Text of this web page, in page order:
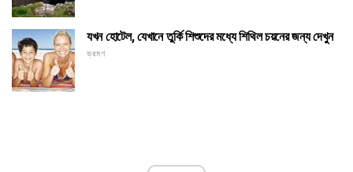
যখন হোটেল, যেখানে তুর্কি শিশুদের মধ্যে শিথিল চয়নের জন্য দেখুন
ভ্রমণ